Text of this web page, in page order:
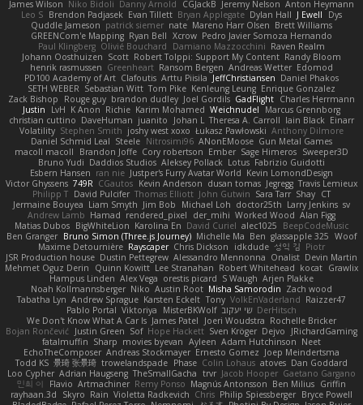
James Wilson Niko Bidoli Danny Arnold CGJackB Jeremy Nelson Anton Heymann
Leo S Brendon Padjasek Evan Tillett Bryan Applegate Dylan Hall J Ewell
Dys
Quddle Jameson patrick siemer nate Mareno Harr Olsen Brett Williams
GREENCom'e Mapping Ryan Bell Xcrow Pedro Javier Somoza Hernando
Paul Klingberg Olivié Bouchard Damiano Mazzocchini Raven Realm
Johann Oosthuizen Scott Robert Tolppi: Support My Content Randy Bloom
henrik rasmussen Greenheart Ransom Bergen Andreas Wetter Edomod
PD100 Academy of Art Clafoutis Arttu Piisila JeffChristiansen Daniel Phakos
SETH WEBER Sebastian Witt Tom Pike Kenleung Leung Enrique Gonzalez
Zack Bishop
Rouge guy brandon dudley Joel Gordils GadFlight Charles Herrmann
Justin
LvH K Anon Richie Karim Mohamed Weichnudel
Marcus Grennborg
christian cuttino DaveHuman juanito Johan L Theresa A. Carroll Iain Black Einarr
Volatility Stephen Smith joshy west xoxo Łukasz Pawłowski Anthony Dilmore
Daniel Schmid Leal Steele Nitrosimi96 ANonEMoose Gun Metal Games
macoll macoll
Brandon Joffe Cory robertson Ember Sage Himeros Sweeper3D
Bruno Yudi Daddios Studios Aleksey Pollack Lotus Fabrizio Guidotti
Esbern Hansen ran nie Justper's Furry Avatar World Kevin LomondDesign
Victor Ghyssens 749R CGautos Kevin Anderson dusan tomas Jegregg Travis Lemieux
Philipp T David Pulcifer Thomas Elliott John Gutwin Sara Tarr Shay CT
Jermaine Bouyea Liam Smyth Jim Bob Michael Loh doctor25th Larry Jenkins sv
Andrew Lamb Hamad rendered_pixel der_mihi Worked Wood Alan Figg
Matias Dubos BigWhiteLion Karolina En David Curiel alec1025
BeepCodeMusic
Ben Granger Bruno Simon (Three.js Journey) Michelle Ma Ben glassapple 325 Woof
Maxime Detournière Rayscaper Chris Dickson idkdude 성익 김 Piotr
JSR Production house Dustin Pettegrew Alessandro Mennonna Onalist Devin Martin
Mehmet Oguz Derin
Quinn Kowitt Lee Stranahan Robert Whitehead kocat Grawlix
Hampus Linden Alex Vega orestis picard S Waugh Arjen Plakke
Noah Kollmannsberger Niko Austin Root Misha Samorodin Zach wood
Tabatha Lyn Andrew Sprague Karsten Eckelt Tony VolkEnVaderland Raizzer47
Pablo Portal Viktoriya MisterBKWolf שי יעקוב DerHitsch
We Don't Know What A Car Is James Patel Joeri Woudstra Rochelle Bricker
Bojan Rončević
Justin Green Sof Hope Hackett Sven Kröger Dejvo
JRichardGaming
fatalmuffin Sharp movies byevan Ayleen Adam Hutchinson Neet
EchoTheComposer Andreas Stockmayer Ernesto Gomez Joep Meindertsma
Todd KS 景琦 张景琦 trowelandspade Phase Colin Lohaus atoves Dan Goddard
Loo Cypher Adrian Haugseng TheSmallGacha trvr Jacob Hooper Gaetano Gargano
민희 이
Flavio Artmachiner Remy Ponso Magnús Antonsson Ben Milius Griffin
rayhaan.3d
Skyro Rain Violetta Radkevich Chris Philip Spiessberger Bryce Powell